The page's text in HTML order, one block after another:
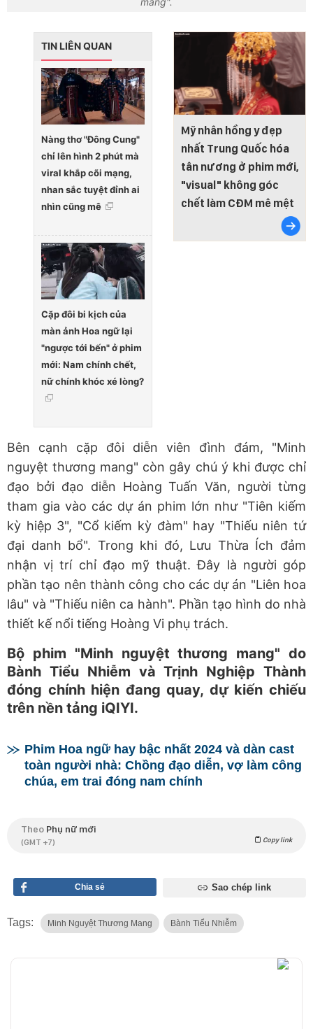
Mỹ nhân hồng y đẹp
nhất Trung Quốc hóa
tân nương ở phim mới,
"visual" không góc
chết làm CĐM mê mệt
TIN LIÊN QUAN
Nàng thơ "Đông Cung"
chỉ lên hình 2 phút mà
viral khắp cõi mạng,
nhan sắc tuyệt đỉnh ai
nhìn cũng mê
Cặp đôi bi kịch của
màn ảnh Hoa ngữ lại
"ngược tới bến" ở phim
mới: Nam chính chết,
nữ chính khóc xé lòng?
Bên cạnh cặp đôi diễn viên đình đám, "Minh
nguyệt thương mang" còn gây chú ý khi được chỉ
đạo bởi đạo diễn Hoàng Tuấn Văn, người từng
tham gia vào các dự án phim lớn như "Tiên kiếm
kỳ hiệp 3", "Cổ kiếm kỳ đàm" hay "Thiếu niên tứ
đại danh bổ". Trong khi đó, Lưu Thừa Ích đảm
nhận vị trí chỉ đạo mỹ thuật. Đây là người góp
phần tạo nên thành công cho các dự án "Liên hoa
lâu" và "Thiếu niên ca hành". Phần tạo hình do nhà
thiết kế nổi tiếng Hoàng Vi phụ trách.
Bộ phim "Minh nguyệt thương mang" do
Bành Tiểu Nhiễm và Trịnh Nghiệp Thành
đóng chính hiện đang quay, dự kiến chiếu
trên nền tảng iQIYI.
Phim Hoa ngữ hay bậc nhất 2024 và dàn cast
toàn người nhà: Chồng đạo diễn, vợ làm công
chúa, em trai đóng nam chính
Theo Phụ nữ mới
(GMT +7) Copy link
Chia sẻ Sao chép link
Tags: Minh Nguyệt Thương Mang Bành Tiểu Nhiễm